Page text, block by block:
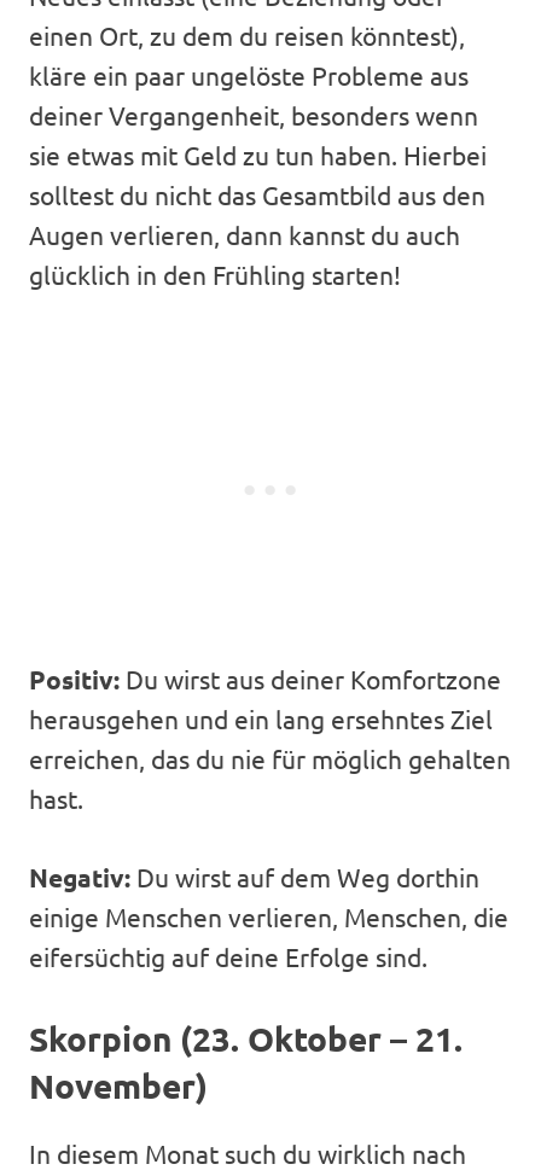
einen Ort, zu dem du reisen könntest),
kläre ein paar ungelöste Probleme aus
deiner Vergangenheit, besonders wenn
sie etwas mit Geld zu tun haben. Hierbei
solltest du nicht das Gesamtbild aus den
Augen verlieren, dann kannst du auch
glücklich in den Frühling starten!
Positiv: Du wirst aus deiner Komfortzone
herausgehen und ein lang ersehntes Ziel
erreichen, das du nie für möglich gehalten
hast.
Negativ: Du wirst auf dem Weg dorthin
einige Menschen verlieren, Menschen, die
eifersüchtig auf deine Erfolge sind.
Skorpion (23. Oktober – 21.
November)
In diesem Monat such du wirklich nach